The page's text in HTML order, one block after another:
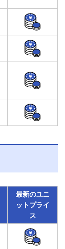
最新のユニ
ットプライ
ス